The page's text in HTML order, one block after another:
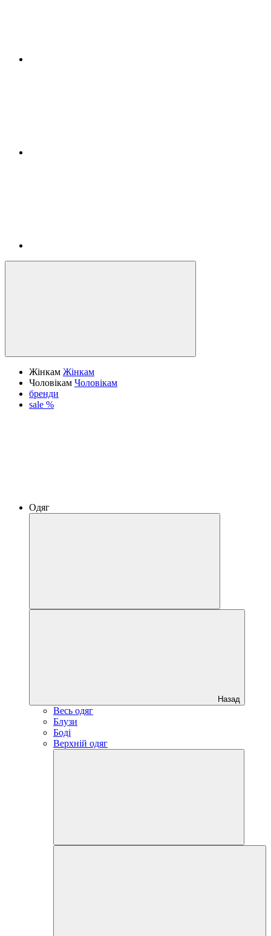
Жінкам Жінкам
Чоловікам Чоловікам
бренди
sale %
Одяг
Назад
Весь одяг
Блузи
Боді
Верхній одяг